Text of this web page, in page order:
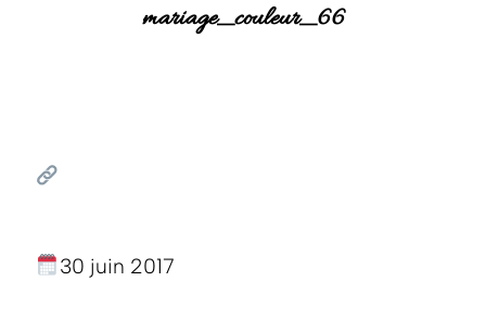
mariage_couleur_66
30 juin 2017